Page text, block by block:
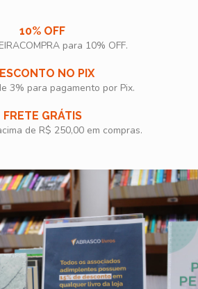
10% OFF
para 10% OFF.​
NO PIX
3% para pagamento por Pix.
FRETE GRÁTIS
de R$ 250,00 em compras.